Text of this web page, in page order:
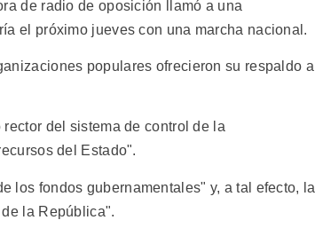
de radio de oposición llamó a una
el próximo jueves con una marcha nacional.
populares ofrecieron su respaldo a
del sistema de control de la
del Estado".
los fondos gubernamentales" y, a tal efecto, la
la República".